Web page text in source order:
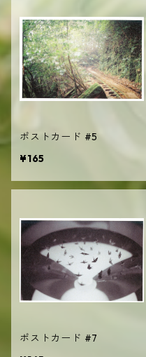
ポストカード #5
¥165
ポストカード #7